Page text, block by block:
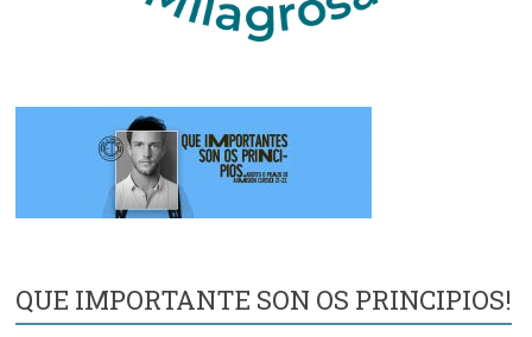
QUE IMPORTANTE SON OS PRINCIPIOS!